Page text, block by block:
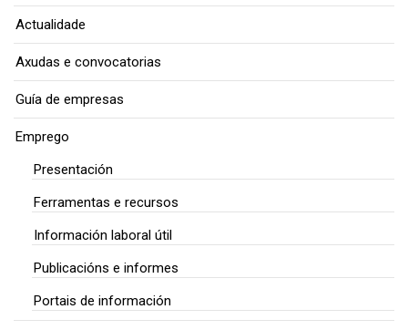
Actualidade
Axudas e convocatorias
Guía de empresas
Emprego
Presentación
Ferramentas e recursos
Información laboral útil
Publicacións e informes
Portais de información